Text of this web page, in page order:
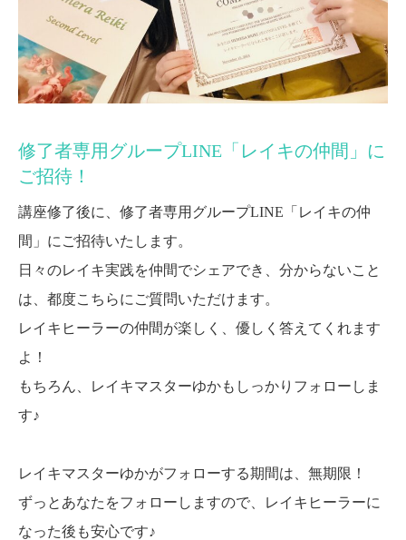
修了者専用グループLINE「レイキの仲間」に
ご招待！
講座修了後に、修了者専用グループLINE「レイキの仲
間」にご招待いたします。
日々のレイキ実践を仲間でシェアでき、分からないこと
は、都度こちらにご質問いただけます。
レイキヒーラーの仲間が楽しく、優しく答えてくれます
よ！
もちろん、レイキマスターゆかもしっかりフォローしま
す♪
レイキマスターゆかがフォローする期間は、無期限！
ずっとあなたをフォローしますので、レイキヒーラーに
なった後も安心です♪